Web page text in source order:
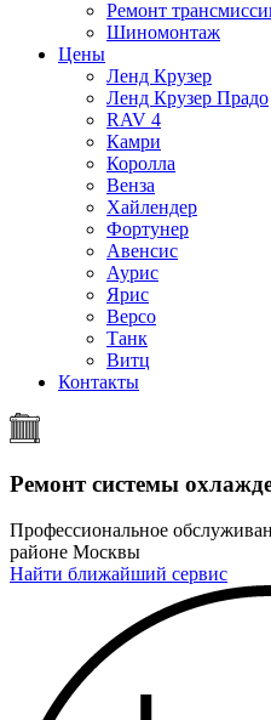
Ремонт
Шиномонтаж
Цены
Ленд Крузер
Ленд Крузер Прадо
RAV 4
Камри
Королла
Венза
Хайлендер
Фортунер
Авенсис
Аурис
Ярис
Версо
Танк
Витц
Контакты
Ремонт системы
Профессиональное
районе Москвы
Найти ближайший сервис